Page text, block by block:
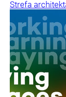
Strefa